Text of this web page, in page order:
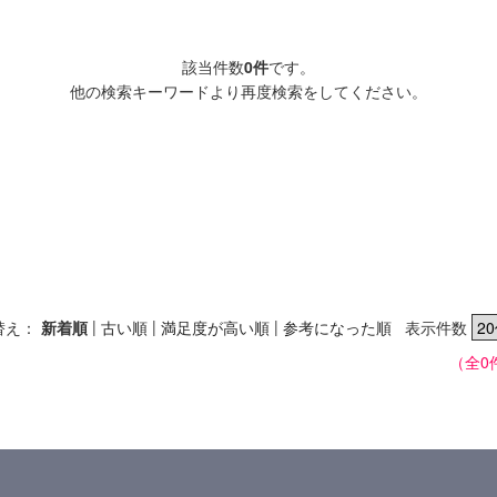
該当件数0件です。
他の検索キーワードより再度検索をしてください。
： 新着順 | 古い順 | 満足度が高い順 | 参考になった順 表示件数
（全